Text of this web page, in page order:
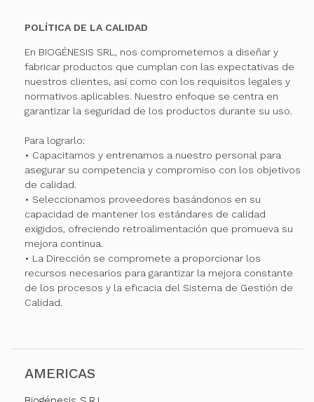
POLÍTICA DE LA CALIDAD
En BIOGÉNESIS SRL, nos comprometemos a diseñar y
fabricar productos que cumplan con las expectativas de
nuestros clientes, así como con los requisitos legales y
normativos aplicables. Nuestro enfoque se centra en
garantizar la seguridad de los productos durante su uso.
Para lograrlo:
• Capacitamos y entrenamos a nuestro personal para
asegurar su competencia y compromiso con los objetivos
de calidad.
• Seleccionamos proveedores basándonos en su
capacidad de mantener los estándares de calidad
exigidos, ofreciendo retroalimentación que promueva su
mejora continua.
• La Dirección se compromete a proporcionar los
recursos necesarios para garantizar la mejora constante
de los procesos y la eficacia del Sistema de Gestión de
Calidad.
AMERICAS